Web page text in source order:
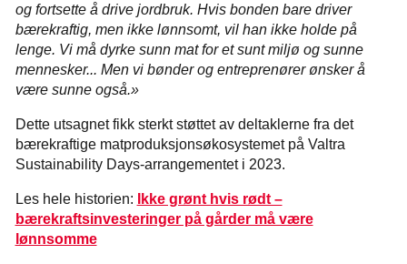
og fortsette å drive jordbruk. Hvis bonden bare driver
bærekraftig, men ikke lønnsomt, vil han ikke holde på
lenge. Vi må dyrke sunn mat for et sunt miljø og sunne
mennesker... Men vi bønder og entreprenører ønsker å
være sunne også.»
Dette utsagnet fikk sterkt støttet av deltaklerne fra det
bærekraftige matproduksjonsøkosystemet på Valtra
Sustainability Days-arrangementet i 2023.
Les hele historien:
Ikke grønt hvis rødt –
bærekraftsinvesteringer på gårder må være
lønnsomme